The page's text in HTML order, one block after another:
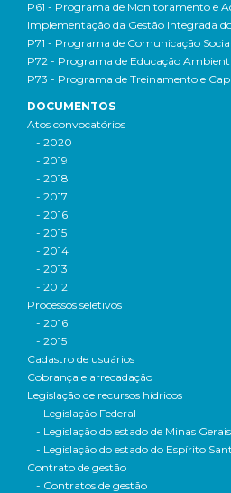
P61 - Programa de Monitoramento e
Implementação da Gestão Integrada
P71 - Programa de Comunicação Social
P72 - Programa de Educação
P73 - Programa de Treinamento e
DOCUMENTOS
Atos convocatórios
- 2020
- 2019
- 2018
- 2017
- 2016
- 2015
- 2014
- 2013
- 2012
Processos seletivos
- 2016
- 2015
Cadastro de usuários
Cobrança e arrecadação
Legislação de recursos hídricos
- Legislação Federal
- Legislação do estado de Minas Gerais
- Legislação do estado do Espírito
Contrato de gestão
- Contratos de gestão